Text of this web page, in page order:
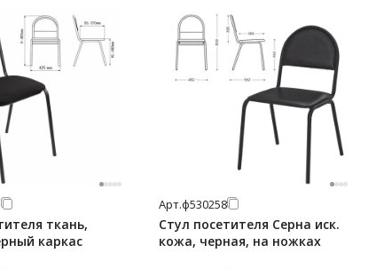
ткань,
каркас
Арт.ф530258
Стул посетителя Серна иск.
кожа, черная, на ножках